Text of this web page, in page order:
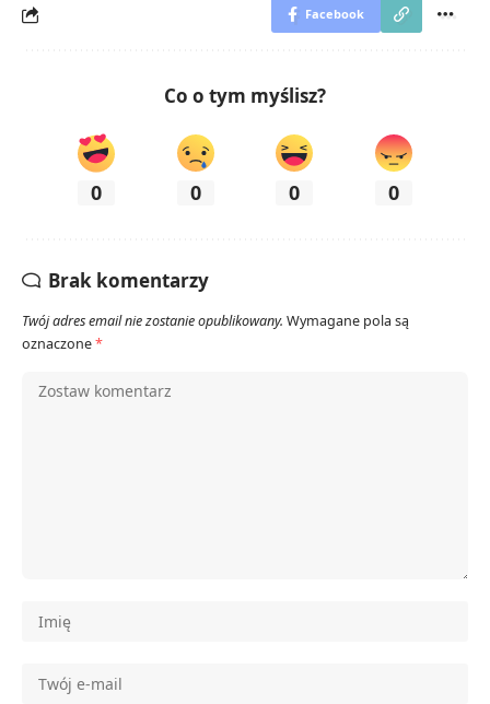
Facebook
Co o tym myślisz?
0 0 0 0
Brak komentarzy
Twój adres email nie zostanie opublikowany. Wymagane pola są
oznaczone*